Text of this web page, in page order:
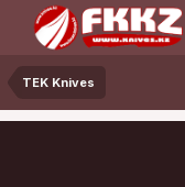
TEK Knives